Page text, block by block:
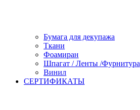
Бумага для декупажа
Ткани
Фоамиран
Шпагат / Ленты /Фурнитура
Винил
СЕРТИФИКАТЫ